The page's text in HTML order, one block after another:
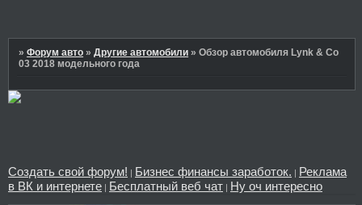
»Форум авто »Другие автомобили »Обзор автомобиля Lynk & Co
03 2018 модельного года
Создать свой форум! | Бизнес финансы заработок. | Реклама
в ВК и интернете | Бесплатный веб чат | Ну оч интересно